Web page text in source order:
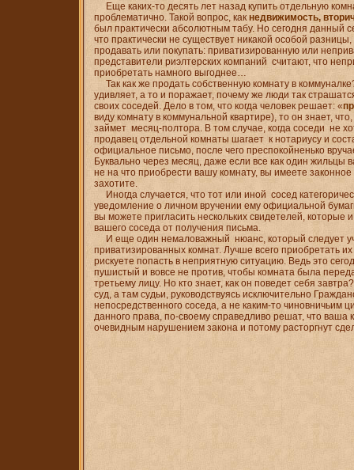
Еще каких-то десять лет назад купить отдельную
проблематично. Такой вопрос, какнедвижимость,
был практически абсолютным табу. Но сегодня данный
что практически не существует никакой особой
продавать или покупать: приватизированную или
представители риэлтерских компаний считают, что
приобретать намного выгоднее…
Так как же продать собственную комнату в
удивляет, а то и поражает, почему же люди так
своих соседей. Дело в том, что когда человек решает: «
виду комнату в коммунальной квартире), то он знает,
займет месяц-полтора. В том случае, когда соседи не
продавец отдельной комнаты шагает к нотариусу и
официальное письмо, после чего преспокойненько
Буквально через месяц, даже если все как один жильцы
не на что приобрести вашу комнату, вы имеете
захотите.
Иногда случается, что тот или иной сосед
уведомление о личном вручении ему официальной
вы можете пригласить нескольких свидетелей, которые
вашего соседа от получения письма.
И еще один немаловажный нюанс, который следует
приватизированных комнат. Лучше всего приобретать
рискуете попасть в неприятную ситуацию. Ведь это
пушистый и вовсе не против, чтобы комната была
третьему лицу. Но кто знает, как он поведет себя
суд, а там судьи, руководствуясь исключительно
непосредственного соседа, а не каким-то чиновничьим
данного права, по-своему справедливо решат, что
очевидным нарушением закона и потому расторгнут